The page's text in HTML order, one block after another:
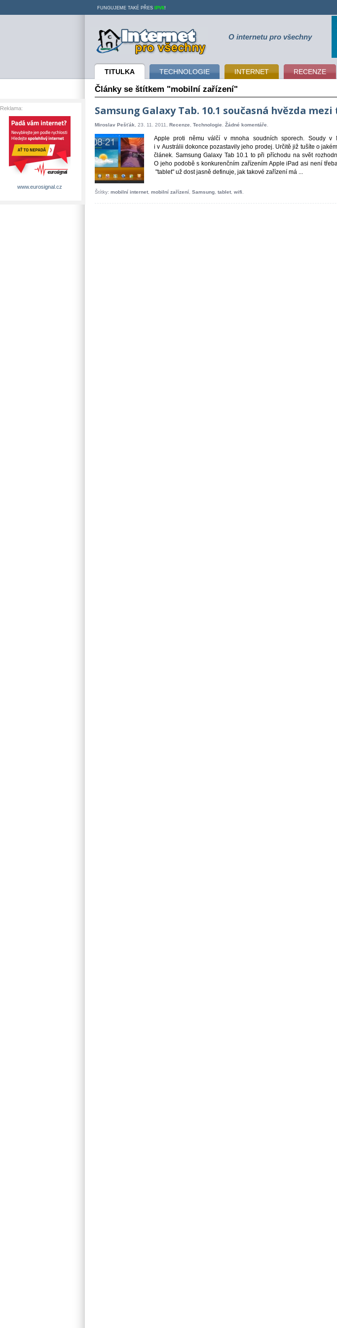
Internet pro všechny O internetu pro všechny
TITULKA TECHNOLOGIE INTERNET RECENZE
FUNGUJEME TAKÉ PŘES IPV6!
Články se štítkem "mobilní zařízení"
Samsung Galaxy Tab. 10.1 současná hvězda
Miroslav Pešťák, 23. 11. 2011, Recenze, Technologie. Žádné komentáře.
Apple proti němu válčí v mnoha soudních sporech. Soudy v
i v Austrálii dokonce pozastavily jeho prodej. Určitě již tušíte o
článek. Samsung Galaxy Tab 10.1 to při příchodu na svět
O jeho podobě s konkurenčním zařízením Apple iPad asi není
"tablet" už dost jasně definuje, jak takové zařízení má ...
Štítky: mobilní internet mobilní zařízení Samsung tablet wifi
Reklama:
www.eurosignal.cz